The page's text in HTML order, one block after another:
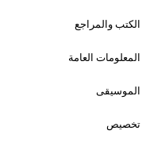
الكتب والمراجع
المعلومات العامة
الموسيقى
تخصيص